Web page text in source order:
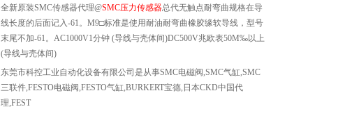
全新原装SMC传感器代理@SMC压力传感器总代无触点耐弯曲规格在导
线长度的后面记入-61。M9□标准是使用耐油耐弯曲橡胶缘软导线，型号
末尾不加-61。AC1000V1分钟 (导线与壳体间)DC500V兆欧表50M‰以上
(导线与壳体间)
东莞市科控工业自动化设备有限公司是从事SMC电磁阀,SMC气缸,SMC
三联件,FESTO电磁阀,FESTO气缸,BURKERT宝德,日本CKD中国代
理,FEST